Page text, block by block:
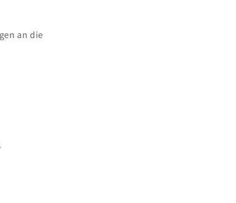
an die